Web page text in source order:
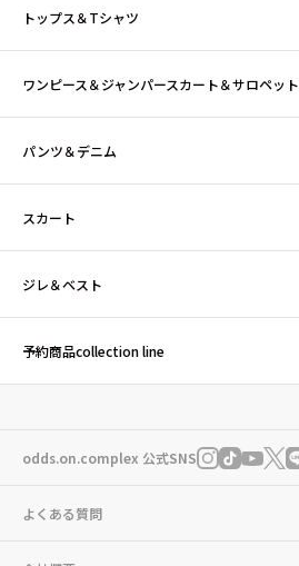
トップス＆Tシャツ
ワンピース＆ジャンパースカート＆サロペット
パンツ＆デニム
スカート
ジレ＆ベスト
予約商品collection line
odds.on.complex 公式SNS
よくある質問